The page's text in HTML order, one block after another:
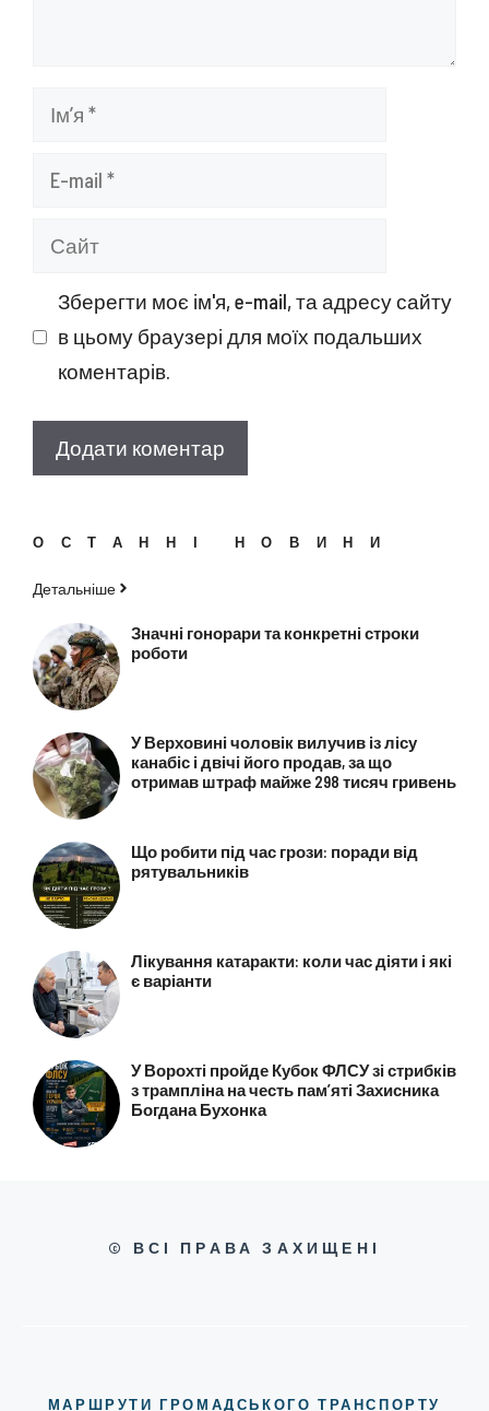
Ім’я
Сайт
Зберегти моє ім'я, e-mail, та адресу сайту
в цьому браузері для моїх подальших
коментарів.
ОСТАННІ НОВИНИ
Детальніше
Значні гонорари та конкретні строки
роботи
У Верховині чоловік вилучив із лісу
канабіс і двічі його продав, за що
отримав штраф майже 298 тисяч гривень
Що робити під час грози: поради від
рятувальників
Лікування катаракти: коли час діяти і які
є варіанти
У Ворохті пройде Кубок ФЛСУ зі стрибків
з трампліна на честь пам’яті Захисника
Богдана Бухонка
© ВСІ ПРАВА ЗАХИЩЕНІ
МАРШРУТИ ГРОМАДСЬКОГО ТРАНСПОРТУ